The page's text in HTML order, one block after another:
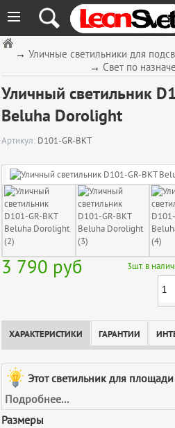
≡
→ Уличные светильники для
→ Свет по
Уличный светильник
Beluha Dorolight
Артикул: D101-GR-BKT
3 790 руб 3шт. в
ХАРАКТЕРИСТИКИ ГАРАНТИИ
Этот светильник для
Подробнее...
Размеры